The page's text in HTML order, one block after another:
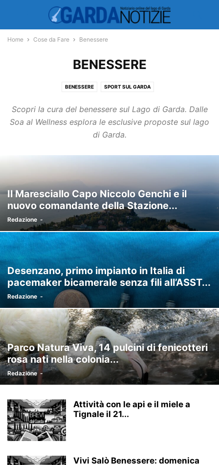
Home Cose da Fare Benessere
BENESSERE
BENESSERE SPORT SUL GARDA
Scopri la cura del benessere sul Lago di Garda. Dalle
Soa al Wellness esplora le esclusive proposte sul lago
di Garda.
Il Maresciallo Capo Niccolo Genchi e il
nuovo comandante della Stazione...
Redazione -
Desenzano, primo impianto in Italia di
pacemaker bicamerale senza fili all’ASST...
Redazione -
Parco Natura Viva, 14 pulcini di fenicotteri
rosa nati nella colonia...
Redazione -
Attività con le api e il miele a
Tignale il 21...
Vivi Salò Benessere: domenica